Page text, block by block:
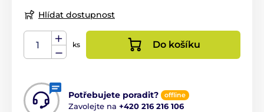
Hlídat dostupnost
ks Do košíku
Potřebujete poradit? offline
Zavolejte na +420 216 216 106